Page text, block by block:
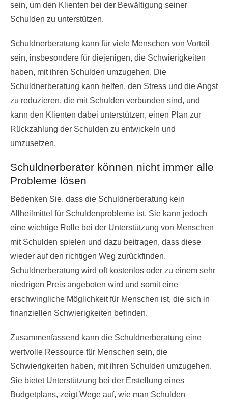
sein, um den Klienten bei der Bewältigung seiner
Schulden zu unterstützen.
Schuldnerberatung kann für viele Menschen von Vorteil
sein, insbesondere für diejenigen, die Schwierigkeiten
haben, mit ihren Schulden umzugehen. Die
Schuldnerberatung kann helfen, den Stress und die Angst
zu reduzieren, die mit Schulden verbunden sind, und
kann den Klienten dabei unterstützen, einen Plan zur
Rückzahlung der Schulden zu entwickeln und
umzusetzen.
Schuldnerberater können nicht immer alle
Probleme lösen
Bedenken Sie, dass die Schuldnerberatung kein
Allheilmittel für Schuldenprobleme ist. Sie kann jedoch
eine wichtige Rolle bei der Unterstützung von Menschen
mit Schulden spielen und dazu beitragen, dass diese
wieder auf den richtigen Weg zurückfinden.
Schuldnerberatung wird oft kostenlos oder zu einem sehr
niedrigen Preis angeboten wird und somit eine
erschwingliche Möglichkeit für Menschen ist, die sich in
finanziellen Schwierigkeiten befinden.
Zusammenfassend kann die Schuldnerberatung eine
wertvolle Ressource für Menschen sein, die
Schwierigkeiten haben, mit ihren Schulden umzugehen.
Sie bietet Unterstützung bei der Erstellung eines
Budgetplans, zeigt Wege auf, wie man Schulden